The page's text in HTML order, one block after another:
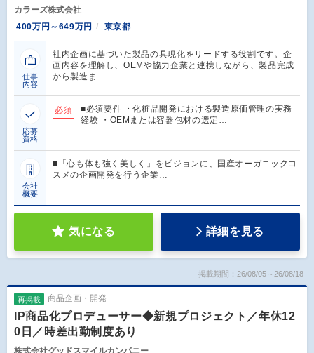
カラーズ株式会社
400万円～649万円
東京都
仕事
内容
社内企画に基づいた製品の具現化をリードする役割です。企
画内容を理解し、OEMや協力企業と連携しながら、製品完成
から製造ま…
応募
資格
必須
■必須要件 ・化粧品開発における製造原価管理の実務
経験 ・OEMまたは容器包材の選定…
会社
概要
■「心も体も強く美しく」をビジョンに、国産オーガニックコ
スメの企画開発を行う企業…
気になる 詳細を見る
掲載期間：26/08/05～26/08/18
再掲載 商品企画・開発
IP商品化プロデューサー◆新規プロジェクト／年休12
0日／時差出勤制度あり